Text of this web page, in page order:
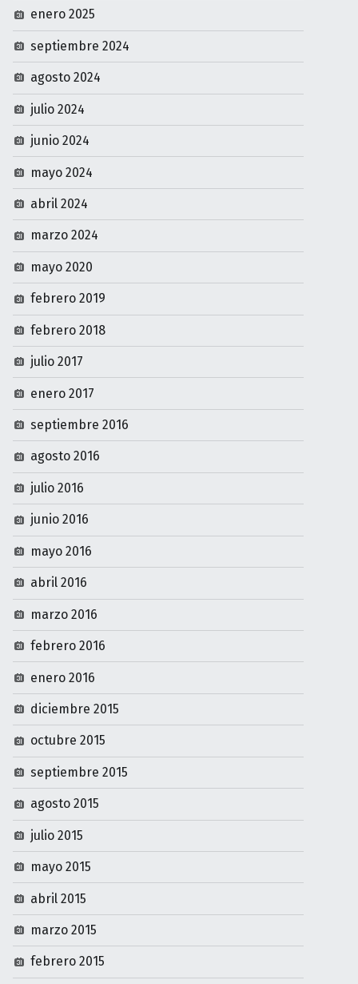
enero 2025
septiembre 2024
agosto 2024
julio 2024
junio 2024
mayo 2024
abril 2024
marzo 2024
mayo 2020
febrero 2019
febrero 2018
julio 2017
enero 2017
septiembre 2016
agosto 2016
julio 2016
junio 2016
mayo 2016
abril 2016
marzo 2016
febrero 2016
enero 2016
diciembre 2015
octubre 2015
septiembre 2015
agosto 2015
julio 2015
mayo 2015
abril 2015
marzo 2015
febrero 2015